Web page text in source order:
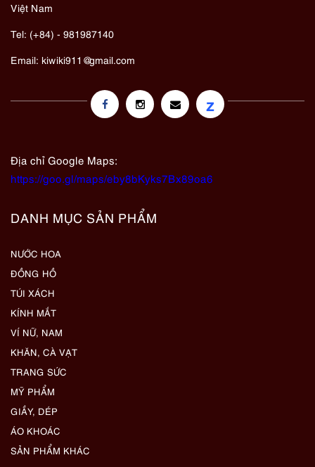
Việt Nam
Tel: (+84) - 981987140
Email: kiwiki911@gmail.com
z
Địa chỉ Google Maps:
https://goo.gl/maps/eby8bKyks7Bx89oa6
DANH MỤC SẢN PHẨM
NƯỚC HOA
ĐỒNG HỒ
TÚI XÁCH
KÍNH MẮT
VÍ NỮ, NAM
KHĂN, CÀ VẠT
TRANG SỨC
MỸ PHẨM
GIẦY, DÉP
ÁO KHOÁC
SẢN PHẨM KHÁC